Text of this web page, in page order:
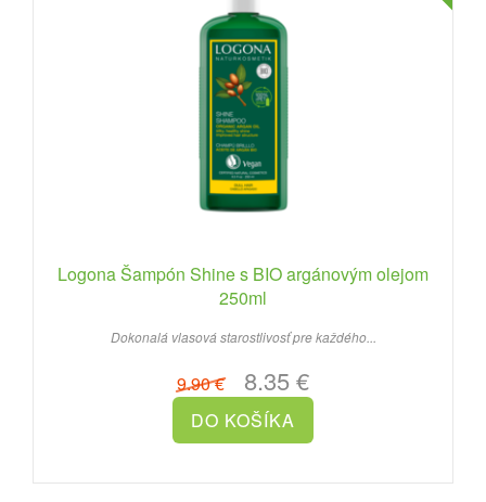
Logona Šampón Shine s BIO argánovým olejom
250ml
Dokonalá vlasová starostlivosť pre každého...
9.90 €8.35 €